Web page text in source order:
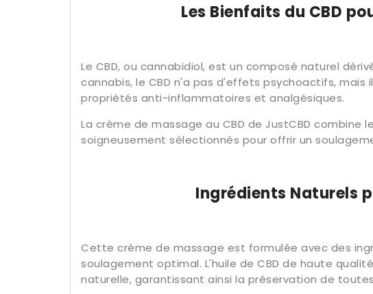
Les Bienfaits du CBD
Le CBD, ou cannabidiol, est un composé naturel
cannabis, le CBD n'a pas d'effets psychoactifs,
propriétés anti-inflammatoires et analgésiques.
La crème de massage au CBD de JustCBD
soigneusement sélectionnés pour offrir un
Ingrédients Naturels
Cette crème de massage est formulée avec des
soulagement optimal. L'huile de CBD de haute
naturelle, garantissant ainsi la préservation de